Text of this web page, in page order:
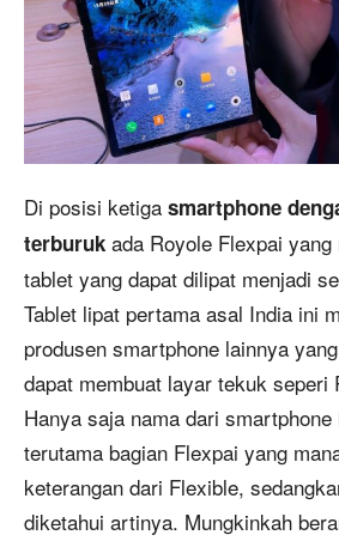
Di posisi ketiga smartphone
terburuk ada Royole Flexpai
tablet yang dapat dilipat menjadi
Tablet lipat pertama asal India ini
produsen smartphone lainnya
dapat membuat layar tekuk seperi
Hanya saja nama dari
terutama bagian Flexpai yang
keterangan dari Flexible,
diketahui artinya. Mungkinkah